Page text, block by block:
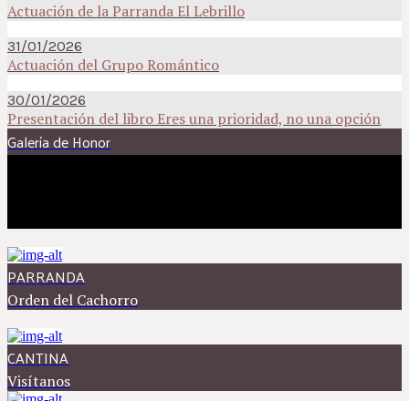
Actuación de la Parranda El Lebrillo
31/01/2026
Actuación del Grupo Romántico
30/01/2026
Presentación del libro Eres una prioridad, no una opción
Galería de Honor
PARRANDA
Orden del Cachorro
CANTINA
Visítanos